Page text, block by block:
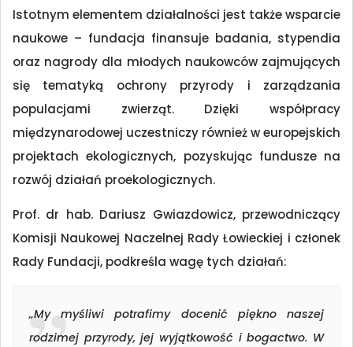
Istotnym elementem działalności jest także wsparcie
naukowe – fundacja finansuje badania, stypendia
oraz nagrody dla młodych naukowców zajmujących
się tematyką ochrony przyrody i zarządzania
populacjami zwierząt. Dzięki współpracy
międzynarodowej uczestniczy również w europejskich
projektach ekologicznych, pozyskując fundusze na
rozwój działań proekologicznych.
Prof. dr hab. Dariusz Gwiazdowicz, przewodniczący
Komisji Naukowej Naczelnej Rady Łowieckiej i członek
Rady Fundacji, podkreśla wagę tych działań:
„My myśliwi potrafimy docenić piękno naszej
rodzimej przyrody, jej wyjątkowość i bogactwo. W